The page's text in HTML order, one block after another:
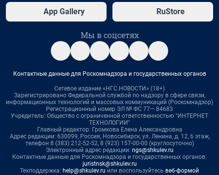
App Gallery RuStore
Мы в соцсетях
Контактные данные для Роскомнадзора и государственных органов
Сетевое издание «НГС.НОВОСТИ» (18+)
Зарегистрировано Федеральной службой по надзору в сфере связи,
информационных технологий и массовых коммуникаций (Роскомнадзор)
Регистрационный номер ЭЛ № ФС 77— 84683
Учредитель: Общество с ограниченной ответственностью "ИНТЕРНЕТ
ТЕХНОЛОГИИ"
Главный редактор: Громкова Елена Александровна
Адрес редакции: 630099, Россия, Новосибирск, ул. Ленина, д. 12, 6 этаж,
телефон 8 (383) 212-52-52, 8 (923) 157-00-00 (круглосуточно)
Электронный адрес редакции: ngs@shkulev.ru
Контактные данные для Роскомнадзора и государственных органов:
juristnsk@shkulev.ru
Техподдержка: help@shkulev.ru или воспользуйтесь веб-формой